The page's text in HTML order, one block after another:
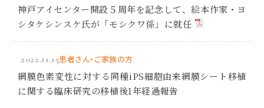
神戸アイセンター開設５周年を記念して、絵本作家・ヨ
シタケシンスケ氏が「モシクワ係」に就任
2022.11.15患者さん・ご家族の方
網膜色素変性に対する同種iPS細胞由来網膜シート移植
に関する臨床研究の移植後1年経過報告